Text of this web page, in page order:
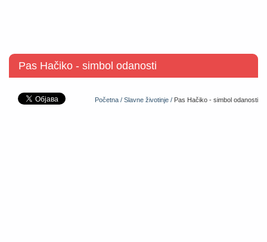
Pas Hačiko - simbol odanosti
Početna / Slavne životinje / Pas Hačiko - simbol odanosti